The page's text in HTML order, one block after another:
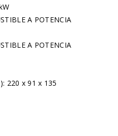
A POTENCIA
A POTENCIA
220 x 91 x 135